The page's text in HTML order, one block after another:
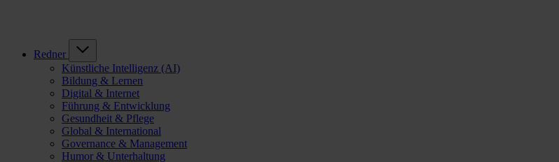
Redner
Künstliche Intelligenz (AI)
Bildung & Lernen
Digital & Internet
Führung & Entwicklung
Gesundheit & Pflege
Global & International
Governance & Management
Humor & Unterhaltung